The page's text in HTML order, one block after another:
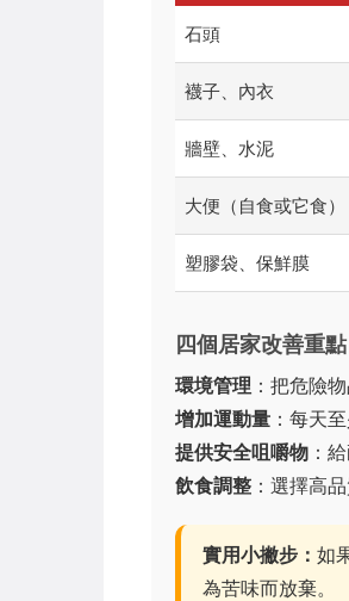
石頭
襪子、內衣
牆壁、水泥
大便（自食或它食）
塑膠袋、保鮮膜
四個居家改善重點
環境管理 ：把危險
增加運動量 ：每天
提供安全咀嚼物 ：
飲食調整 ：選擇高
實用小撇步： 如
為苦味而放棄。